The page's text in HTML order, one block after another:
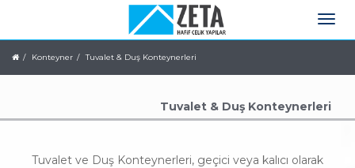
Konteyner Tuvalet & Duş Konteynerleri
Tuvalet & Duş Konteynerleri
Tuvalet ve Duş Konteynerleri, geçici veya kalıcı olarak